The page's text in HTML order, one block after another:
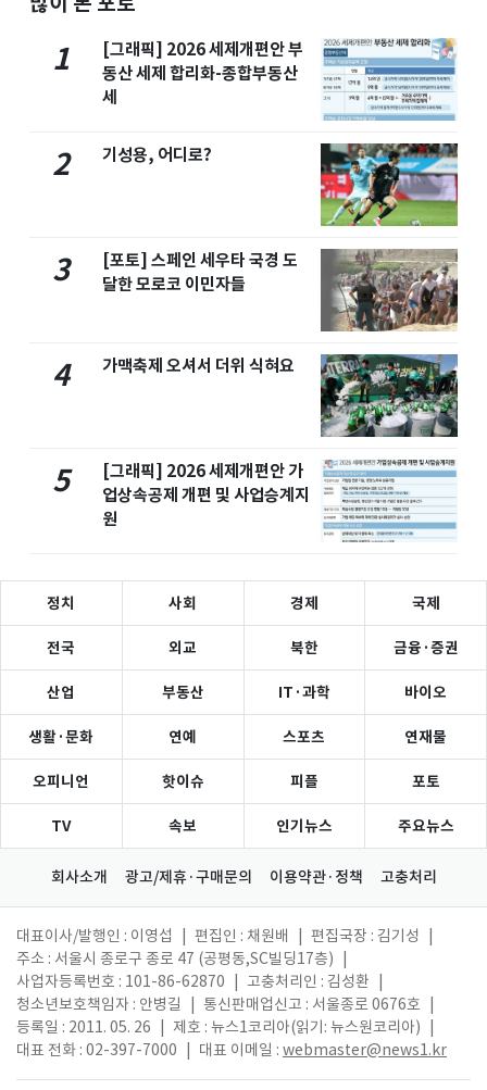
1
[그래픽] 2026 세제개편안 부
동산 세제 합리화-종합부동산
세
2 기성용, 어디로?
3
[포토] 스페인 세우타 국경 도
달한 모로코 이민자들
4 가맥축제 오셔서 더위 식혀요
5
[그래픽] 2026 세제개편안 가
업상속공제 개편 및 사업승계지
원
정치 사회 경제 국제
전국 외교 북한 금융·증권
산업 부동산 IT·과학 바이오
생활·문화 연예 스포츠 연재물
오피니언 핫이슈 피플 포토
TV 속보 인기뉴스 주요뉴스
회사소개 광고/제휴·구매문의 이용약관·정책 고충처리
대표이사/발행인 : 이영섭 편집인 : 채원배 편집국장 : 김기성
주소 : 서울시 종로구 종로 47 (공평동,SC빌딩17층)
사업자등록번호 : 101-86-62870
고충처리인 : 김성환
청소년보호책임자 : 안병길
통신판매업신고 : 서울종로 0676호
등록일 : 2011. 05. 26
제호 : 뉴스1코리아(읽기: 뉴스원코리아)
대표 전화 : 02-397-7000
대표 이메일 : webmaster@news1.kr